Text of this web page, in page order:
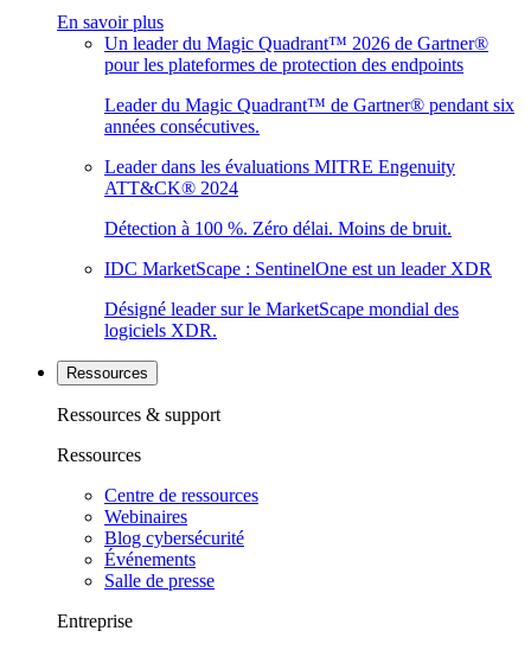
En savoir plus
Un leader du Magic Quadrant™ 2026 de Gartner®
pour les plateformes de protection des endpoints
Leader du Magic Quadrant™ de Gartner® pendant six
années consécutives.
Leader dans les évaluations MITRE Engenuity
ATT&CK® 2024
Détection à 100 %. Zéro délai. Moins de bruit.
IDC MarketScape : SentinelOne est un leader XDR
Désigné leader sur le MarketScape mondial des
logiciels XDR.
Ressources
Ressources & support
Ressources
Centre de ressources
Webinaires
Blog cybersécurité
Événements
Salle de presse
Entreprise